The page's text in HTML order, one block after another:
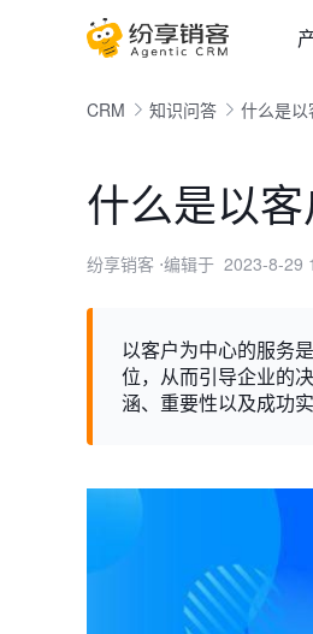
CRM 知识问答 什么是以
什么是以客
纷享销客 ⋅编辑于 2023-8-29
以客户为中心的服务
位，从而引导企业的
涵、重要性以及成功